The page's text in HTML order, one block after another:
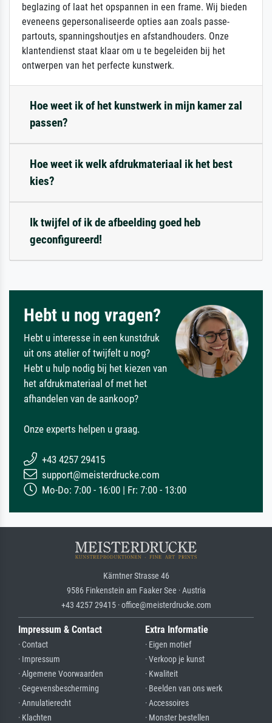
beglazing of laat het opspannen in een frame. Wij bieden
eveneens gepersonaliseerde opties aan zoals passe-
partouts, spanningshoutjes en afstandhouders. Onze
klantendienst staat klaar om u te begeleiden bij het
ontwerpen van het perfecte kunstwerk.
Hoe weet ik of het kunstwerk in mijn kamer zal
passen?
Hoe weet ik welk afdrukmateriaal ik het best
kies?
Ik twijfel of ik de afbeelding goed heb
geconfigureerd!
Hebt u nog vragen?
Hebt u interesse in een kunstdruk
uit ons atelier of twijfelt u nog?
Hebt u hulp nodig bij het kiezen van
het afdrukmateriaal of met het
afhandelen van de aankoop?
Onze experts helpen u graag.
+43 4257 29415
support@meisterdrucke.com
Mo-Do: 7:00 - 16:00 | Fr: 7:00 - 13:00
Kärntner Strasse 46
9586 Finkenstein am Faaker See · Austria
+43 4257 29415 · office@meisterdrucke.com
Impressum & Contact
· Contact
· Impressum
· Algemene Voorwaarden
· Gegevensbescherming
· Annulatierecht
· Klachten
Extra Informatie
· Eigen motief
· Verkoop je kunst
· Kwaliteit
· Beelden van ons werk
· Accessoires
· Monster bestellen